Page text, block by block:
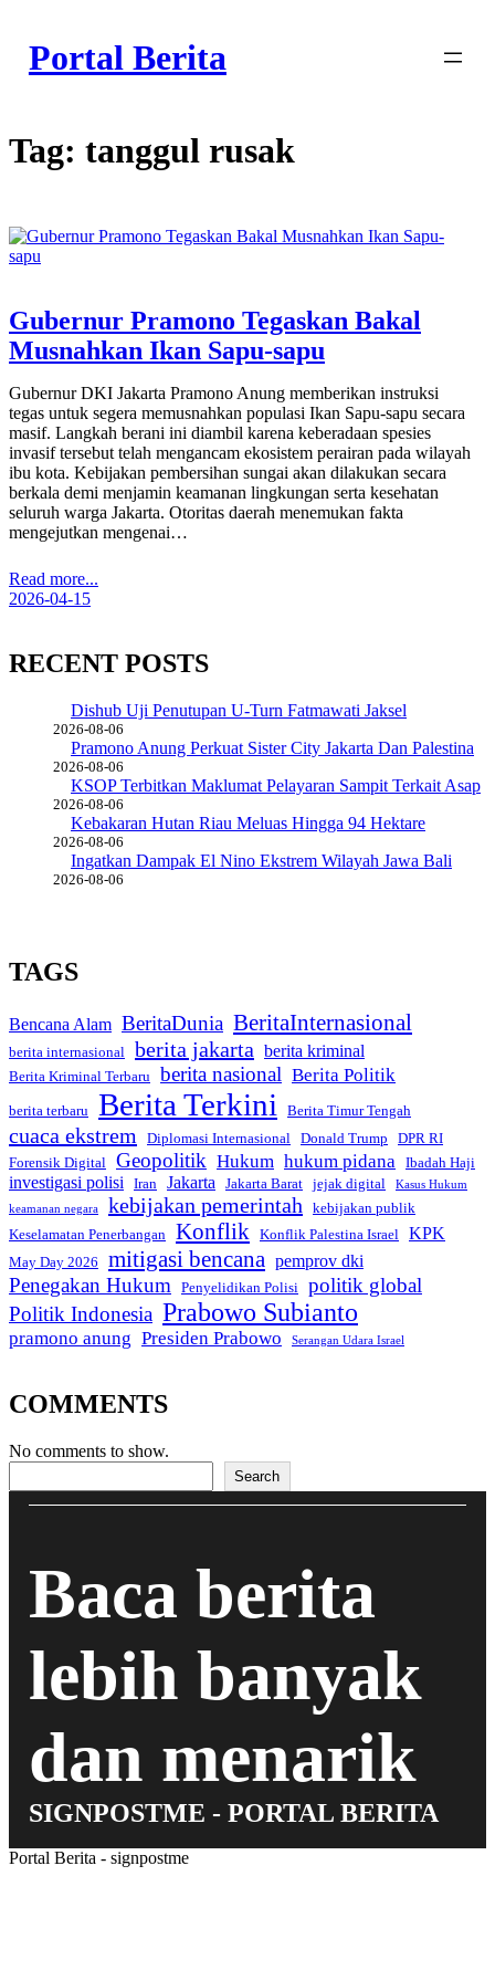
content
Portal Berita
Tag: tanggul rusak
Gubernur Pramono Tegaskan Bakal
Musnahkan Ikan Sapu-sapu
Gubernur DKI Jakarta Pramono Anung memberikan instruksi
tegas untuk segera memusnahkan populasi Ikan Sapu-sapu secara
masif. Langkah berani ini diambil karena keberadaan spesies
invasif tersebut telah mengancam ekosistem perairan pada wilayah
ibu kota. Kebijakan pembersihan sungai akan dilakukan secara
berkala demi menjamin keamanan lingkungan serta kesehatan
seluruh warga Jakarta. Otoritas daerah menemukan fakta
mengejutkan mengenai…
Read more...
2026-04-15
RECENT POSTS
Dishub Uji Penutupan U-Turn Fatmawati Jaksel
2026-08-06
Pramono Anung Perkuat Sister City Jakarta Dan Palestina
2026-08-06
KSOP Terbitkan Maklumat Pelayaran Sampit Terkait Asap
2026-08-06
Kebakaran Hutan Riau Meluas Hingga 94 Hektare
2026-08-06
Ingatkan Dampak El Nino Ekstrem Wilayah Jawa Bali
2026-08-06
TAGS
Bencana Alam BeritaDunia BeritaInternasional
berita internasional berita jakarta berita kriminal
Berita Kriminal Terbaru berita nasional Berita Politik
berita terbaru Berita Terkini Berita Timur Tengah
cuaca ekstrem Diplomasi Internasional Donald Trump
DPR RI
Forensik Digital Geopolitik Hukum hukum pidana Ibadah Haji
investigasi polisi Iran Jakarta Jakarta Barat jejak digital
Kasus Hukum
keamanan negara
kebijakan pemerintah
kebijakan publik
Keselamatan Penerbangan Konflik Konflik Palestina Israel KPK
May Day 2026 mitigasi bencana pemprov dki
Penegakan Hukum Penyelidikan Polisi politik global
Politik Indonesia Prabowo Subianto
pramono anung Presiden Prabowo Serangan Udara Israel
COMMENTS
No comments to show.
Search
Baca berita
lebih banyak
dan menarik
SIGNPOSTME - PORTAL BERITA
Portal Berita - signpostme